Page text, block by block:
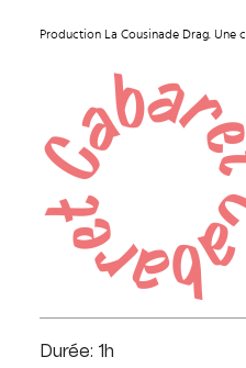
Production La Cousinade Drag. Une
Durée: 1h